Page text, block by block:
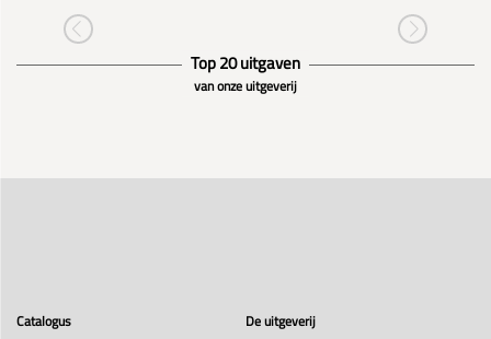
Top 20 uitgaven
van onze uitgeverij
Catalogus
De uitgeverij